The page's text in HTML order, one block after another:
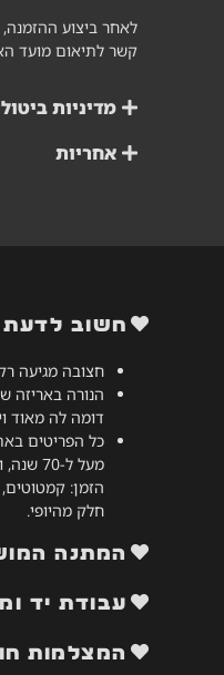
חשוב לדעת
חצובה מגיעה
הנורה באריזה
דומה לה מאוד
כל הפריטים
מעל ל-
הזמן: קמטוטים,
חלק מהיופי.
המתנה
עבודת יד
המצלמות
לאחר ביצוע
קשר לתיאום מועד האספקה
מדיניות
אחריות